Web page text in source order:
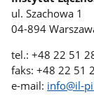
ul. Szachowa 1
04-894
tel.: +48 22 51
faks: +48 22 51
e-mail: info@il-